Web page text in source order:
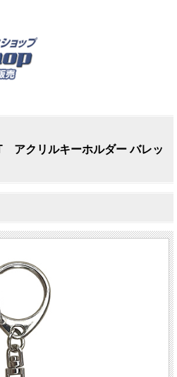
アクリルキーホルダー バレッ